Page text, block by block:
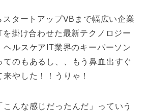
タートアップVBまで幅広い企業
掛け合わせた最新テクノロジー
ヘルスケアIT業界のキーパーソン
てのもあるし、、もう鼻血出すぐ
やした！！うりゃ！
んな感じだったんだ」っていう